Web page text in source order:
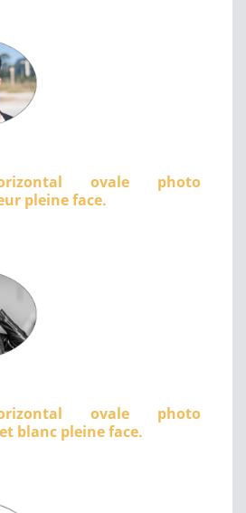
ovale photo
pleine face.
ovale photo
blanc pleine face.